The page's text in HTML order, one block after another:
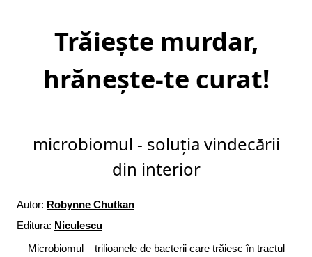
Trăiește murdar,
hrănește-te curat!
microbiomul - soluția vindecării
din interior
Autor: Robynne Chutkan
Editura: Niculescu
Microbiomul – trilioanele de bacterii care trăiesc în tractul